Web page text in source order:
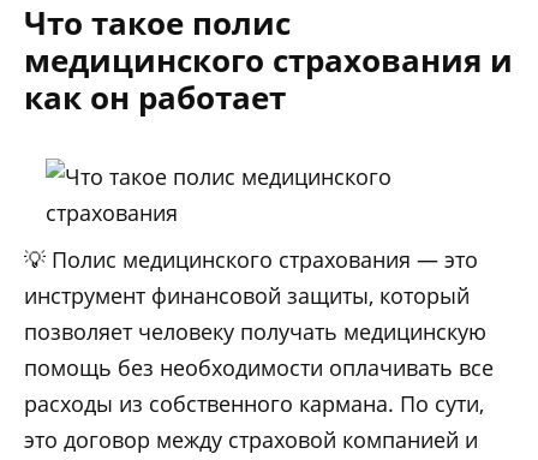
Что такое полис
медицинского страхования и
как он работает
💡 Полис медицинского страхования — это
инструмент финансовой защиты, который
позволяет человеку получать медицинскую
помощь без необходимости оплачивать все
расходы из собственного кармана. По сути,
это договор между страховой компанией и